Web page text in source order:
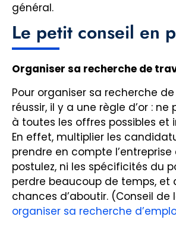
général.
Le petit conseil en
Organiser sa recherche de
Pour organiser sa recherche
réussir, il y a une règle d’or :
à toutes les offres possibles et
En effet, multiplier les
prendre en compte
postulez, ni les spécificités du
perdre beaucoup de temps, et
chances d’aboutir. (Conseil de
organiser sa recherche